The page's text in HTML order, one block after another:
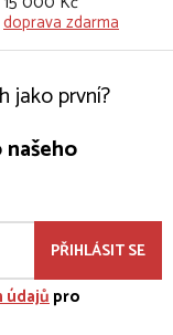
doprava zdarma
jako první?
PŘIHLÁSIT SE
údajůpro